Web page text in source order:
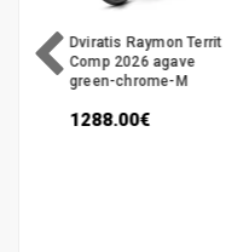
Dviratis Raymon Territ
Comp 2026 agave
green-chrome-M
1288.00€